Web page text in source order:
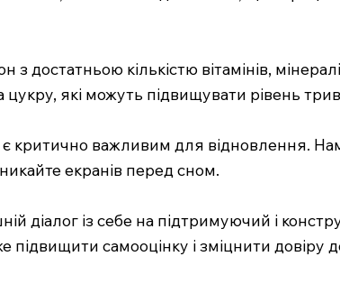
достатньою кількістю вітамінів,
які можуть підвищувати рівень
важливим для відновлення.
екранів перед сном.
діалог із себе на підтримуючий і
самооцінку і зміцнити довіру